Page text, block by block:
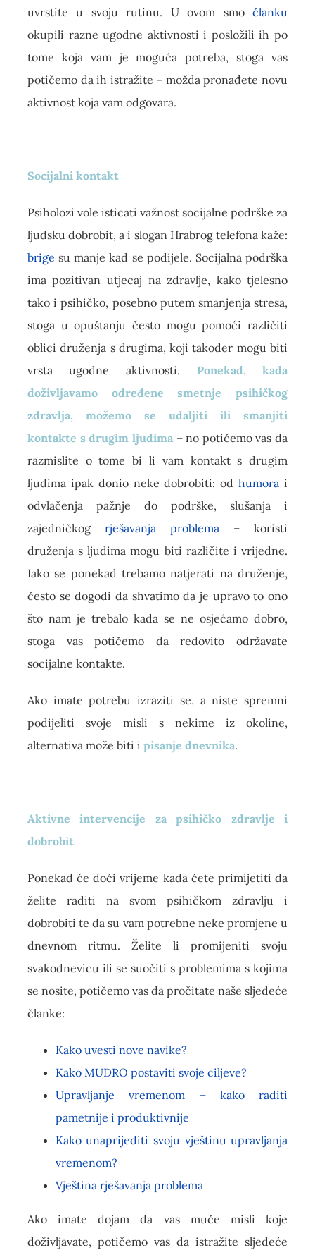
uvrstite u svoju rutinu. U ovom smočlanku
okupili razne ugodne aktivnosti i posložili ih po
tome koja vam je moguća potreba, stoga vas
potičemo da ih istražite – možda pronađete novu
aktivnost koja vam odgovara.
Socijalni kontakt
Psiholozi vole isticati važnost socijalne podrške za
ljudsku dobrobit, a i slogan Hrabrog telefona kaže:
brige su manje kad se podijele. Socijalna podrška
ima pozitivan utjecaj na zdravlje, kako tjelesno
tako i psihičko, posebno putem smanjenja stresa,
stoga u opuštanju često mogu pomoći različiti
oblici druženja s drugima, koji također mogu biti
vrsta ugodne aktivnosti. Ponekad, kada
doživljavamo određene smetnje psihičkog
zdravlja, možemo se udaljiti ili smanjiti
kontakte s drugim ljudima– no potičemo vas da
razmislite o tome bi li vam kontakt s drugim
ljudima ipak donio neke dobrobiti: odhumora i
odvlačenja pažnje do podrške, slušanja i
zajedničkog rješavanja problema – koristi
druženja s ljudima mogu biti različite i vrijedne.
Iako se ponekad trebamo natjerati na druženje,
često se dogodi da shvatimo da je upravo to ono
što nam je trebalo kada se ne osjećamo dobro,
stoga vas potičemo da redovito održavate
socijalne kontakte.
Ako imate potrebu izraziti se, a niste spremni
podijeliti svoje misli s nekime iz okoline,
alternativa može biti i pisanje dnevnika.
Aktivne intervencije za psihičko zdravlje i
dobrobit
Ponekad će doći vrijeme kada ćete primijetiti da
želite raditi na svom psihičkom zdravlju i
dobrobiti te da su vam potrebne neke promjene u
dnevnom ritmu. Želite li promijeniti svoju
svakodnevicu ili se suočiti s problemima s kojima
se nosite, potičemo vas da pročitate naše sljedeće
članke:
Kako uvesti nove navike?
Kako MUDRO postaviti svoje ciljeve?
Upravljanje vremenom – kako raditi
pametnije i produktivnije
Kako unaprijediti svoju vještinu upravljanja
vremenom?
Vještina rješavanja problema
Ako imate dojam da vas muče misli koje
doživljavate, potičemo vas da istražite sljedeće